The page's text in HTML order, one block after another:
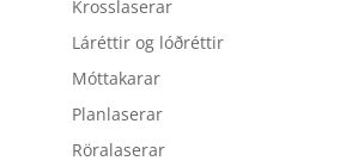
Krosslaserar
Láréttir og lóðréttir
Móttakarar
Planlaserar
Röralaserar